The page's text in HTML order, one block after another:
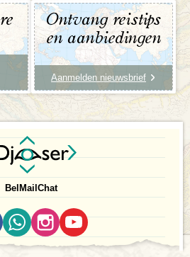
Ontvang reistips
en aanbiedingen
Aanmelden nieuwsbrief
BelMailChat